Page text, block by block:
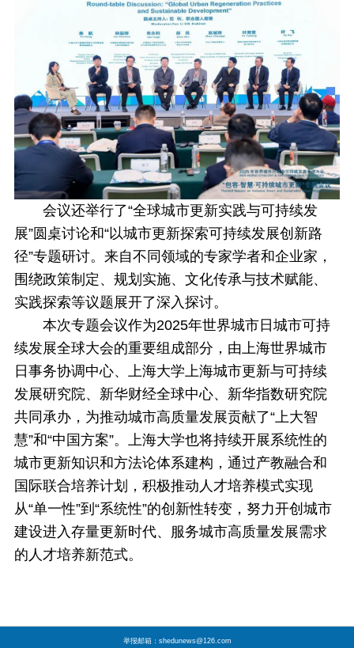
会议还举行了“全球城市更新实践与可持续发
展”圆桌讨论和“以城市更新探索可持续发展创新路
径”专题研讨。来自不同领域的专家学者和企业家，
围绕政策制定、规划实施、文化传承与技术赋能、
实践探索等议题展开了深入探讨。
本次专题会议作为2025年世界城市日城市可持
续发展全球大会的重要组成部分，由上海世界城市
日事务协调中心、上海大学上海城市更新与可持续
发展研究院、新华财经全球中心、新华指数研究院
共同承办，为推动城市高质量发展贡献了“上大智
慧”和“中国方案”。上海大学也将持续开展系统性的
城市更新知识和方法论体系建构，通过产教融合和
国际联合培养计划，积极推动人才培养模式实现
从“单一性”到“系统性”的创新性转变，努力开创城市
建设进入存量更新时代、服务城市高质量发展需求
的人才培养新范式。
举报邮箱：shedunews@126.com